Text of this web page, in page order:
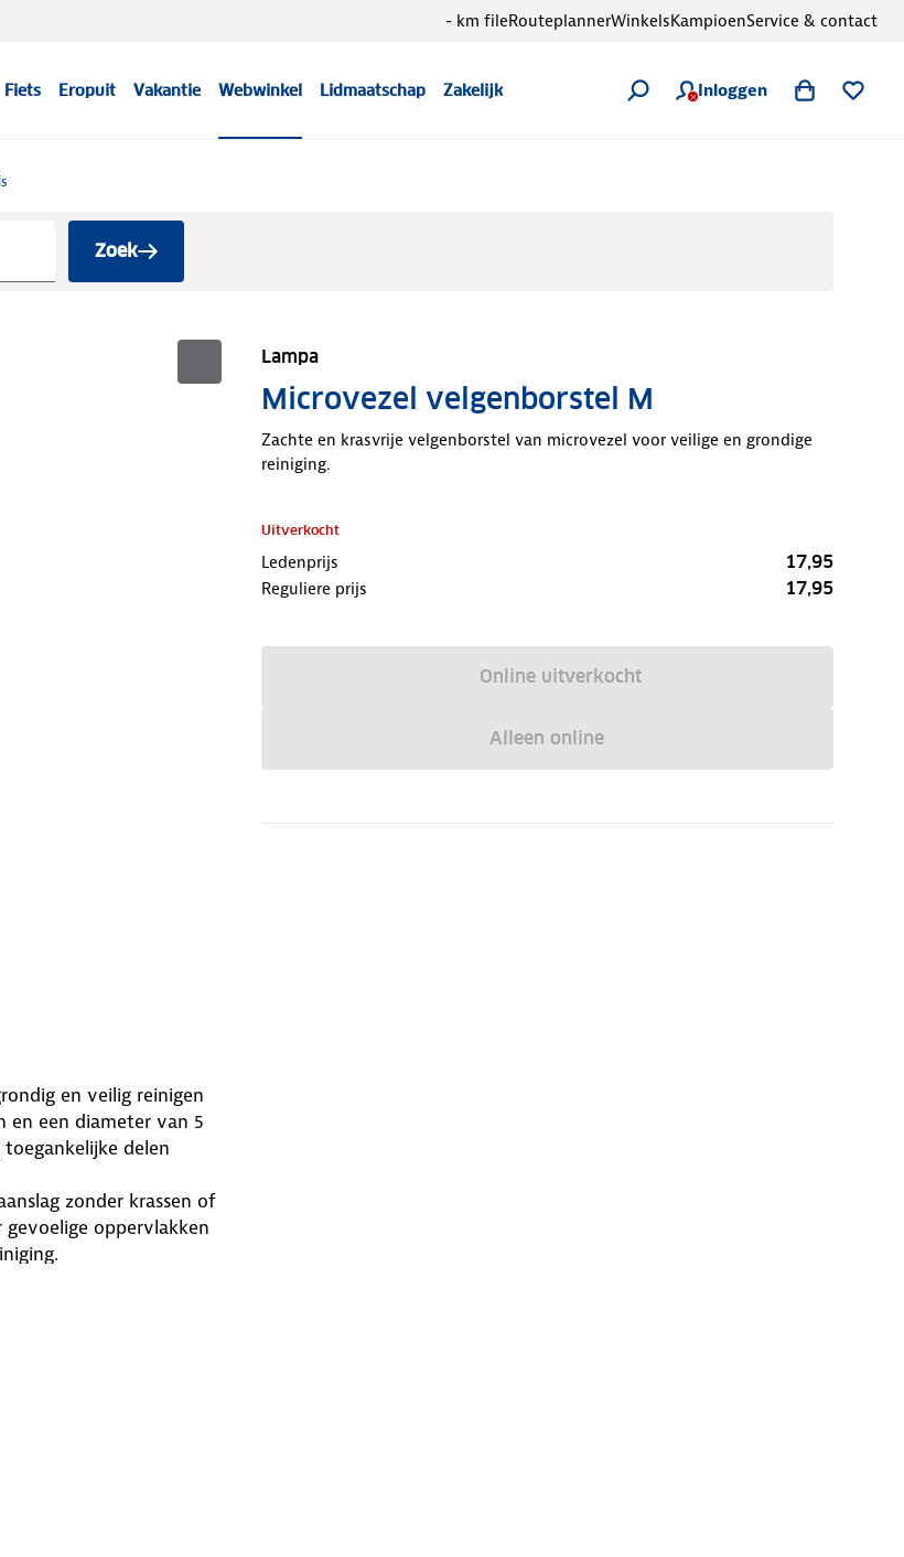
Fiets Eropuit Vakantie Webwinkel Lidmaatschap Zakelijk Inloggen
- km fileRouteplannerWinkelsKampioenService & contact
Zoek
Lampa
Microvezel velgenborstel M
Zachte en krasvrije velgenborstel van microvezel voor veilige en grondige
reiniging.
Uitverkocht
Ledenprijs 17,95
Reguliere prijs 17,95
Online uitverkocht
Alleen online
en veilig reinigen
en een diameter van 5
delen
zonder krassen of
oppervlakken
optimaal, ook bij
goede controle
en prettig,
vermoeidheid tijdens
worden ingezet. De
prestaties. Deze